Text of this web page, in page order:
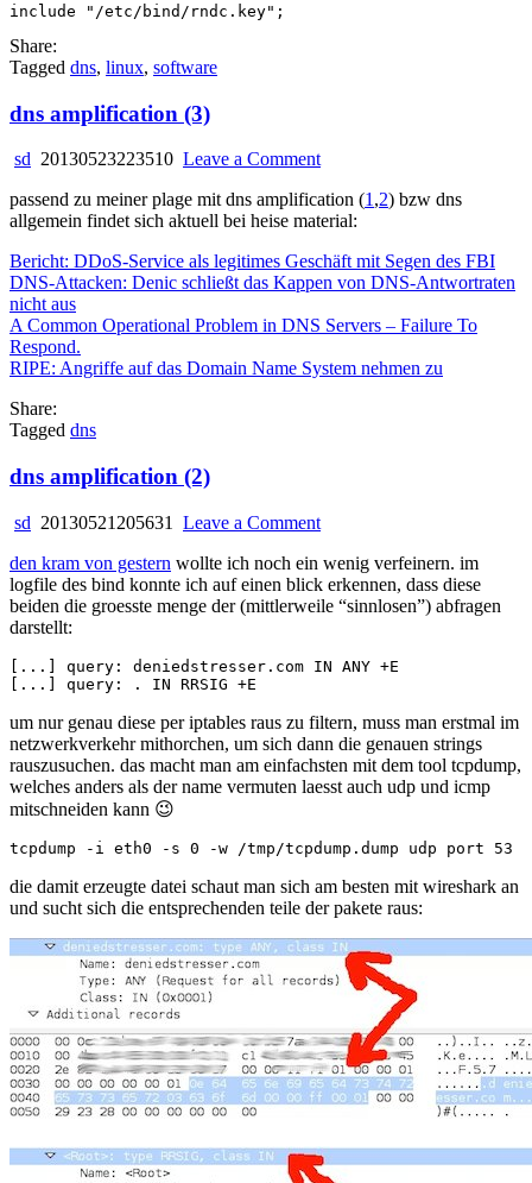
Share:
Tagged dns, linux, software
dns amplification (3)
sd 20130523223510 Leave a Commenton
amplification
(3)
passend zu meiner plage mit dns amplification (1 ,2) bzw dns
allgemein findet sich aktuell bei heise material:
Bericht: DDoS-Service als legitimes Geschäft mit Segen des FBI
DNS-Attacken: Denic schließt das Kappen von DNS-Antwortraten
nicht aus
A Common Operational Problem in DNS Servers – Failure To
Respond.
RIPE: Angriffe auf das Domain Name System nehmen zu
Share:
Tagged dns
dns amplification (2)
sd 20130521205631 Leave a Commenton
amplification
(2)
den kram von gestern wollte ich noch ein wenig verfeinern. im
logfile des bind konnte ich auf einen blick erkennen, dass diese
beiden die groesste menge der (mittlerweile “sinnlosen”) abfragen
darstellt:
[...] query: deniedstresser.com IN ANY +E
um nur genau diese per iptables raus zu filtern, muss man erstmal im
netzwerkverkehr mithorchen, um sich dann die genauen strings
rauszusuchen. das macht man am einfachsten mit dem tool tcpdump,
welches anders als der name vermuten laesst auch udp und icmp
mitschneiden kann 😉
die damit erzeugte datei schaut man sich am besten mit wireshark an
und sucht sich die entsprechenden teile der pakete raus: